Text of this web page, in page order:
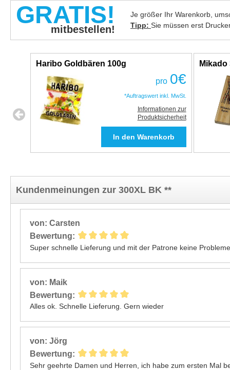
GRATIS!
mitbestellen!
Je größer Ihr Warenkorb,
Tipp: Sie müssen erst
Haribo Goldbären 100g
pro 0€
*Auftragswert inkl. MwSt.
Informationen zur
Produktsicherheit
Mikado
Kundenmeinungen zur 300XL BK **
von: Carsten
Bewertung:
Super schnelle Lieferung und mit der Patrone keine
von: Maik
Bewertung:
Alles ok. Schnelle Lieferung. Gern wieder
von: Jörg
Bewertung:
Sehr geehrte Damen und Herren, ich habe zum ersten Mal